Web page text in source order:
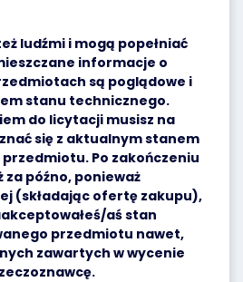
ludźmi i mogą popełniać
informacje o
są poglądowe i
stanu technicznego.
do licytacji musisz na
się z aktualnym stanem
Po zakończeniu
za późno, ponieważ
(składając ofertę zakupu),
aś stan
przedmiotu nawet,
zawartych w wycenie